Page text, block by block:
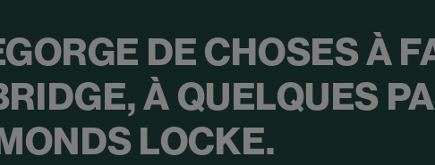
DE CHOSES À
À QUELQUES
LOCKE.